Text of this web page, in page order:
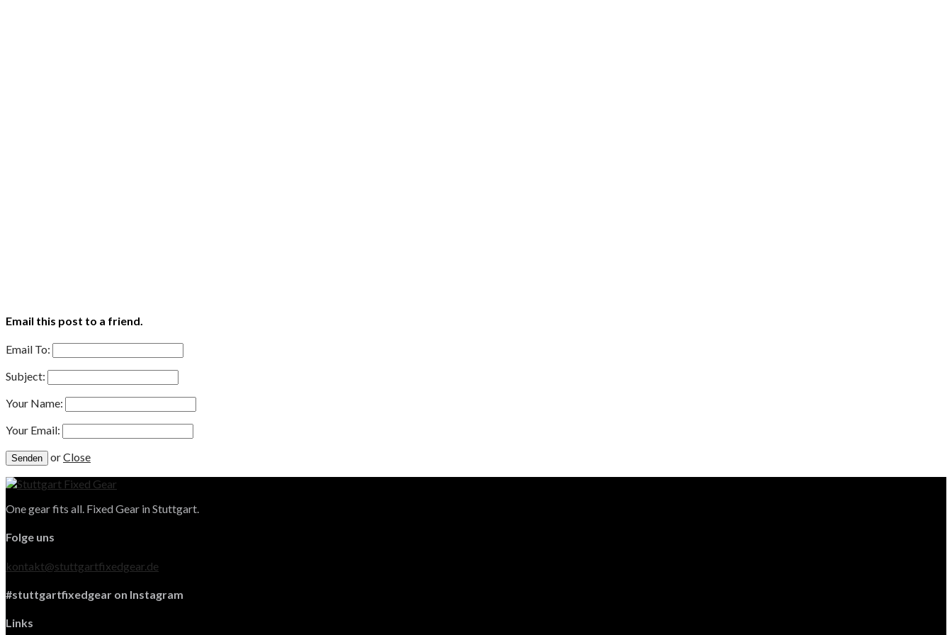
Email this post to a friend.
Email To:
Subject:
Your Name:
Your Email:
orClose
One gear fits all. Fixed Gear in Stuttgart.
Folge uns
kontakt@stuttgartfixedgear.de
#stuttgartfixedgear on Instagram
Links